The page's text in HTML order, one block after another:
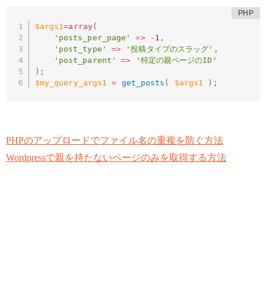
$args1=array(
'posts_per_page'
=> - 1 ,
'post_type'
=> '投稿タイプのスラッグ' ,
'post_parent'
=>
'特定の親ページのID'
) ;
$my_query_args1
= get_posts ( $args1 ) ;
PHPのアップロードでファイル名の重複を防ぐ方法
Wordpressで親を持たないページのみを取得する方法